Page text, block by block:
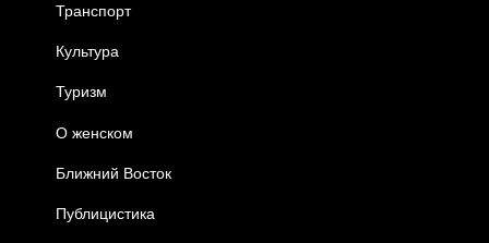
Транспорт
Культура
Туризм
О женском
Ближний Восток
Публицистика